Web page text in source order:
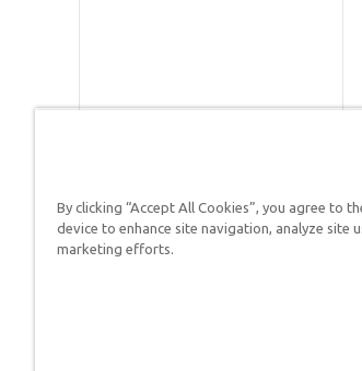
defender
By clicking “Accept All Cookies”, you agree to
device to enhance site navigation, analyze site
marketing efforts.